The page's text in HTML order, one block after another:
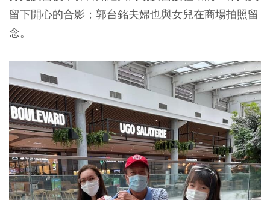
留下開心的合影；郭台銘夫婦也與女兒在商場拍照留
念。